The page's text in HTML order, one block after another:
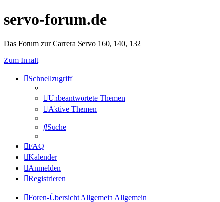
servo-forum.de
Das Forum zur Carrera Servo 160, 140, 132
Zum Inhalt
Schnellzugriff
Unbeantwortete Themen
Aktive Themen
Suche
FAQ
Kalender
Anmelden
Registrieren
Foren-Übersicht Allgemein Allgemein